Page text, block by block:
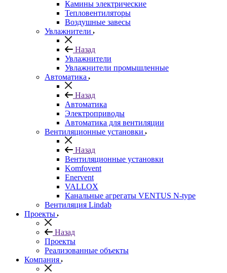
Камины электрические
Тепловентиляторы
Воздушные завесы
Увлажнители
Назад
Увлажнители
Увлажнители промышленные
Автоматика
Назад
Автоматика
Электроприводы
Автоматика для вентиляции
Вентиляционные установки
Назад
Вентиляционные установки
Komfovent
Enervent
VALLOX
Канальные агрегаты VENTUS N-type
Вентиляция Lindab
Проекты
Назад
Проекты
Реализованные объекты
Компания